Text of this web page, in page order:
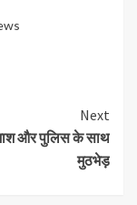
Next
और पुलिस के साथ
मुठभेड़